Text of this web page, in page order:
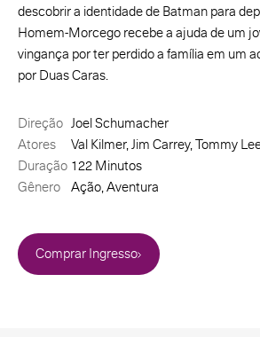
descobrir a identidade de Batman para
Homem-Morcego recebe a ajuda de um
vingança por ter perdido a família em um
por Duas Caras.
Direção Joel Schumacher
Atores
Val Kilmer, Jim Carrey, Tommy
Duração 122 Minutos
Gênero
Ação, Aventura
Comprar Ingresso